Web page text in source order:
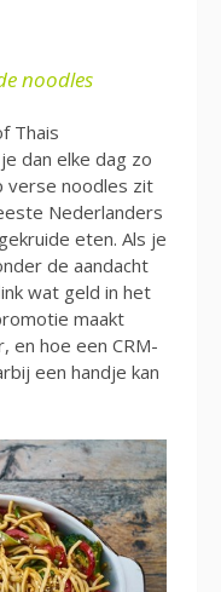
noodles
Thais
dan elke dag zo
verse noodles zit
Nederlanders
eten. Als je
de aandacht
wat geld in het
maakt
en hoe een CRM-
een handje kan